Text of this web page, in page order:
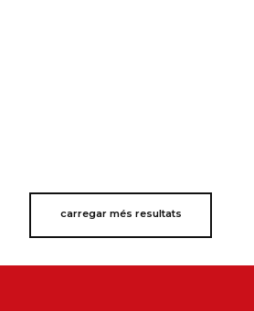
carregar més resultats